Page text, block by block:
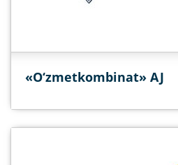
«O‘zmetkombinat» AJ